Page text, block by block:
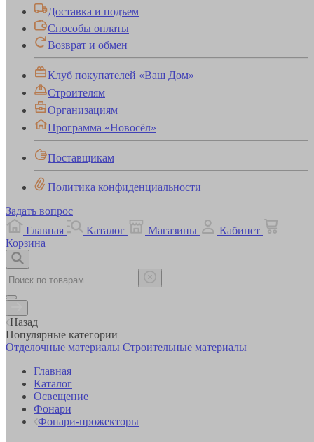
Доставка и подъем
Способы оплаты
Возврат и обмен
Клуб покупателей «Ваш Дом»
Строителям
Организациям
Программа «Новосёл»
Поставщикам
Политика конфиденциальности
Задать вопрос
Главная
Каталог Магазины
Кабинет
Корзина
Назад
Популярные категории
Отделочные материалы Строительные материалы
Главная
Каталог
Освещение
Фонари
Фонари-прожекторы